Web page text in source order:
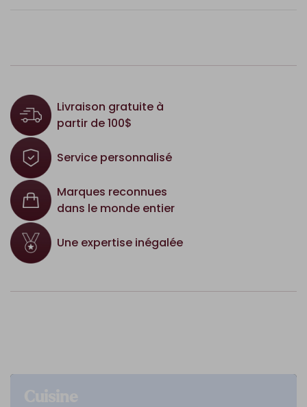
Livraison gratuite à
partir de 100$
Service personnalisé
Marques reconnues
dans le monde entier
Une expertise inégalée